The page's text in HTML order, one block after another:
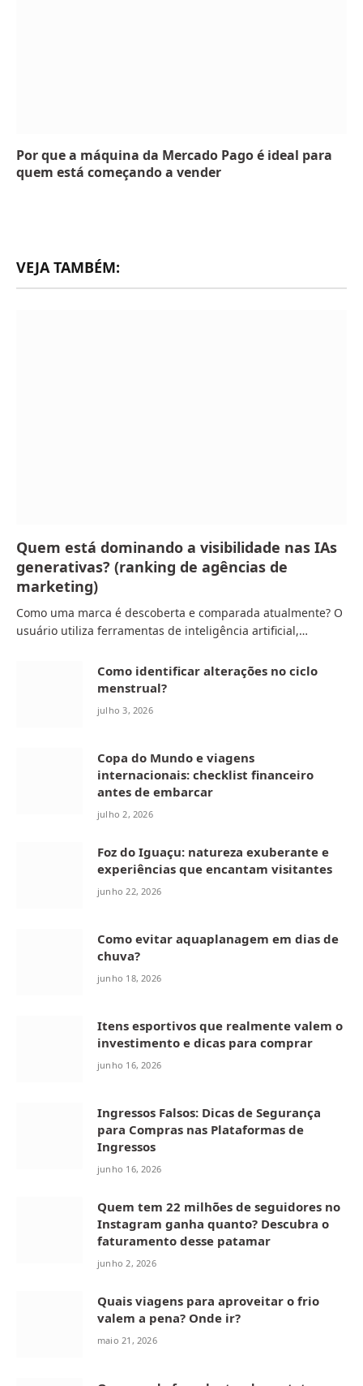
Por que a máquina da Mercado Pago é ideal para
quem está começando a vender
VEJA TAMBÉM:
Quem está dominando a visibilidade nas IAs
generativas? (ranking de agências de
marketing)
Como uma marca é descoberta e comparada atualmente? O
usuário utiliza ferramentas de inteligência artificial,…
Como identificar alterações no ciclo
menstrual?
julho 3, 2026
Copa do Mundo e viagens
internacionais: checklist financeiro
antes de embarcar
julho 2, 2026
Foz do Iguaçu: natureza exuberante e
experiências que encantam visitantes
junho 22, 2026
Como evitar aquaplanagem em dias de
chuva?
junho 18, 2026
Itens esportivos que realmente valem o
investimento e dicas para comprar
junho 16, 2026
Ingressos Falsos: Dicas de Segurança
para Compras nas Plataformas de
Ingressos
junho 16, 2026
Quem tem 22 milhões de seguidores no
Instagram ganha quanto? Descubra o
faturamento desse patamar
junho 2, 2026
Quais viagens para aproveitar o frio
valem a pena? Onde ir?
maio 21, 2026